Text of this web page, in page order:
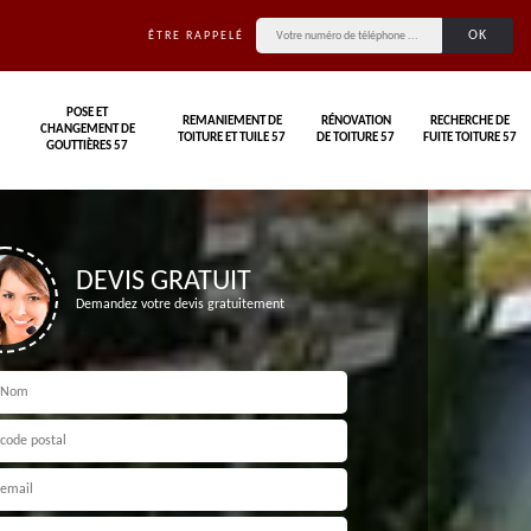
ÊTRE RAPPELÉ
POSE ET
CHANGEMENT DE
GOUTTIÈRES 57
REMANIEMENT DE
TOITURE ET TUILE 57
RÉNOVATION
DE TOITURE 57
RECHERCHE DE
FUITE TOITURE 57
DEVIS GRATUIT
Demandez votre devis gratuitement